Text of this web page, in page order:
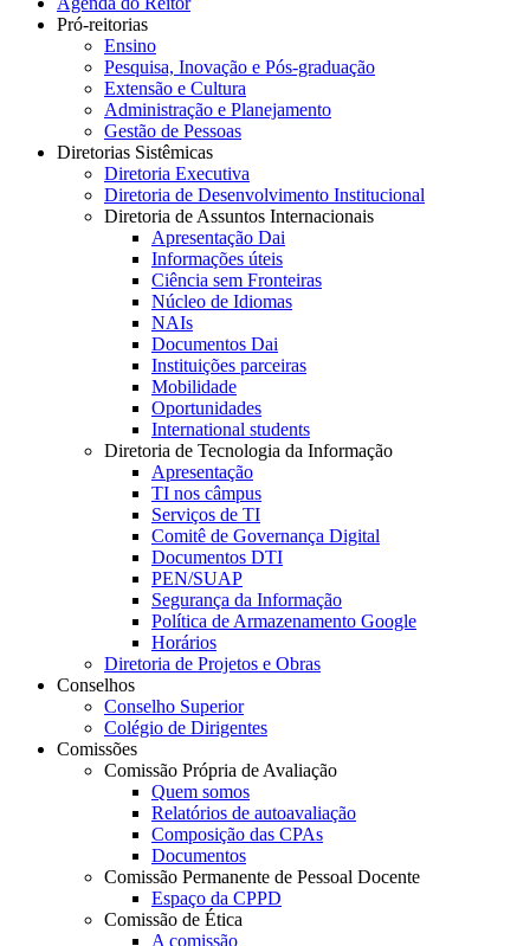
Pró-reitorias
Ensino
Pesquisa, Inovação e Pós-graduação
Extensão e Cultura
Administração e Planejamento
Gestão de Pessoas
Diretorias Sistêmicas
Diretoria Executiva
Diretoria de Desenvolvimento Institucional
Diretoria de Assuntos Internacionais
Apresentação Dai
Informações úteis
Ciência sem Fronteiras
Núcleo de Idiomas
NAIs
Documentos Dai
Instituições parceiras
Mobilidade
Oportunidades
International students
Diretoria de Tecnologia da Informação
Apresentação
TI nos câmpus
Serviços de TI
Comitê de Governança Digital
Documentos DTI
PEN/SUAP
Segurança da Informação
Política de Armazenamento Google
Horários
Diretoria de Projetos e Obras
Conselhos
Conselho Superior
Colégio de Dirigentes
Comissões
Comissão Própria de Avaliação
Quem somos
Relatórios de autoavaliação
Composição das CPAs
Documentos
Comissão Permanente de Pessoal Docente
Espaço da CPPD
Comissão de Ética
A comissão